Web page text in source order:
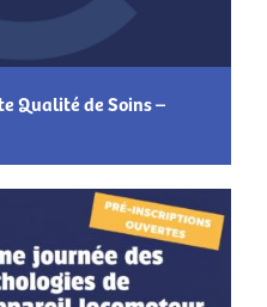
Qualité de Soins –